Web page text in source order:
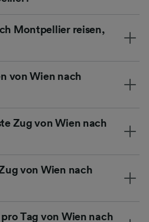
Montpellier reisen,
von Wien nach
Zug von Wien nach
von Wien nach
Tag von Wien nach